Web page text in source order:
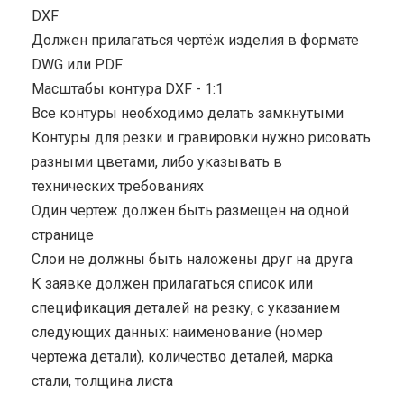
DXF
Должен прилагаться чертёж изделия в формате
DWG или PDF
Масштабы контура DXF - 1:1
Все контуры необходимо делать замкнутыми
Контуры для резки и гравировки нужно рисовать
разными цветами, либо указывать в
технических требованиях
Один чертеж должен быть размещен на одной
странице
Cлои не должны быть наложены друг на друга
К заявке должен прилагаться список или
спецификация деталей на резку, с указанием
следующих данных: наименование (номер
чертежа детали), количество деталей, марка
стали, толщина листа